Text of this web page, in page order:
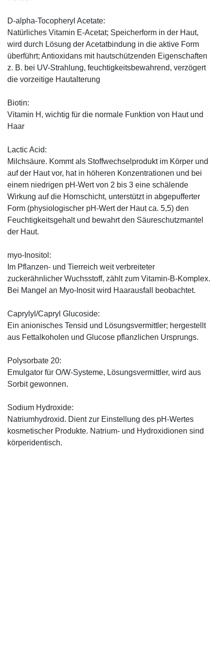
D-alpha-Tocopheryl Acetate:
Natürliches Vitamin E-Acetat; Speicherform in der Haut,
wird durch Lösung der Acetatbindung in die aktive Form
überführt; Antioxidans mit hautschützenden Eigenschaften
z. B. bei UV-Strahlung, feuchtigkeitsbewahrend, verzögert
die vorzeitige Hautalterung
Biotin:
Vitamin H, wichtig für die normale Funktion von Haut und
Haar
Lactic Acid:
Milchsäure. Kommt als Stoffwechselprodukt im Körper und
auf der Haut vor, hat in höheren Konzentrationen und bei
einem niedrigen pH-Wert von 2 bis 3 eine schälende
Wirkung auf die Hornschicht, unterstützt in abgepufferter
Form (physiologischer pH-Wert der Haut ca. 5,5) den
Feuchtigkeitsgehalt und bewahrt den Säureschutzmantel
der Haut.
myo-Inositol:
Im Pflanzen- und Tierreich weit verbreiteter
zuckerähnlicher Wuchsstoff, zählt zum Vitamin-B-Komplex.
Bei Mangel an Myo-Inosit wird Haarausfall beobachtet.
Caprylyl/Capryl Glucoside:
Ein anionisches Tensid und Lösungsvermittler; hergestellt
aus Fettalkoholen und Glucose pflanzlichen Ursprungs.
Polysorbate 20:
Emulgator für O/W-Systeme, Lösungsvermittler, wird aus
Sorbit gewonnen.
Sodium Hydroxide:
Natriumhydroxid. Dient zur Einstellung des pH-Wertes
kosmetischer Produkte. Natrium- und Hydroxidionen sind
körperidentisch.